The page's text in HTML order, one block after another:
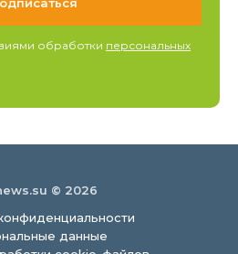
обработки персональных
© 2026
данные